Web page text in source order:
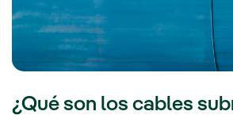
¿Qué son los cables